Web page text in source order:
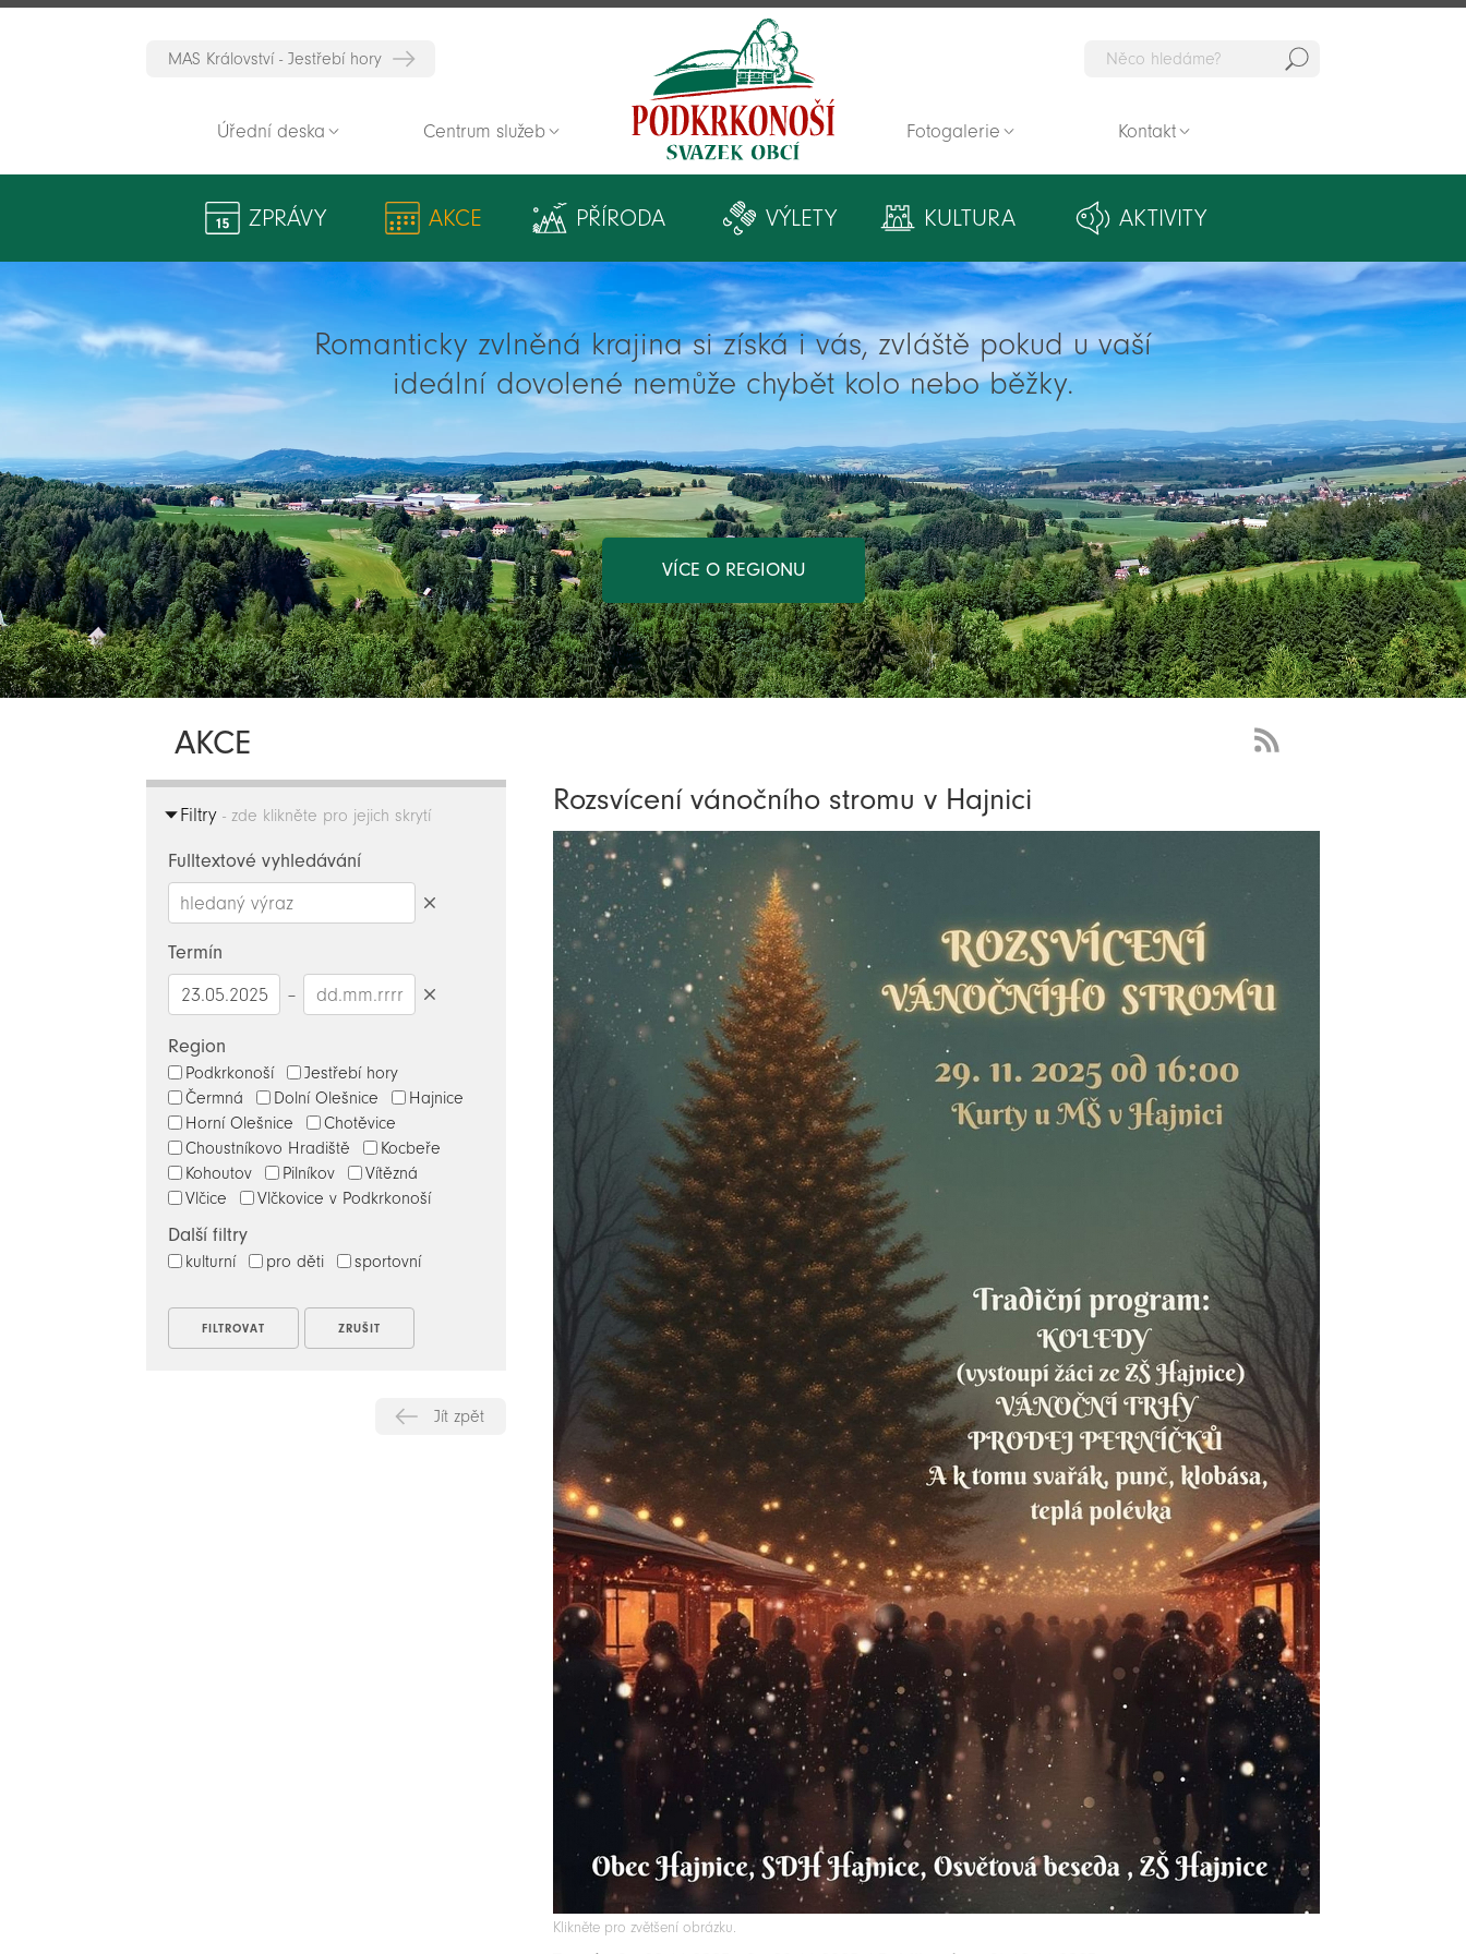
Zpět na titulní stranu
MAS Království - Jestřebí hory
Úřední deska Centrum služeb Fotogalerie Kontakt
ZPRÁVY AKCE PŘÍRODA VÝLETY KULTURA AKTIVITY
Romanticky zvlněná krajina si získá i vás, zvláště pokud u vaší
ideální dovolené nemůže chybět kolo nebo běžky.
VÍCE O REGIONU
AKCE
Filtry - zde klikněte pro jejich skrytí
Fulltextové vyhledávání
Termín
–
Region
Podkrkonoší
Jestřebí hory
Čermná
Dolní Olešnice
Hajnice
Horní Olešnice
Chotěvice
Choustníkovo Hradiště
Kocbeře
Kohoutov
Pilníkov
Vítězná
Vlčice
Vlčkovice v Podkrkonoší
Další filtry
kulturní pro děti sportovní
Jít zpět
Rozsvícení vánočního stromu v Hajnici
Klikněte pro zvětšení obrázku.